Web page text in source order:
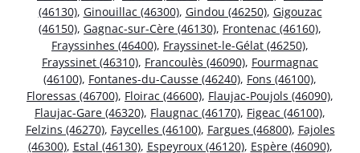
(46130), Ginouillac (46300), Gindou (46250), Gigouzac
(46150), Gagnac-sur-Cère (46130), Frontenac (46160),
Frayssinhes (46400), Frayssinet-le-Gélat (46250),
Frayssinet (46310), Francoulès (46090), Fourmagnac
(46100), Fontanes-du-Causse (46240), Fons (46100),
Floressas (46700), Floirac (46600), Flaujac-Poujols (46090),
Flaujac-Gare (46320), Flaugnac (46170), Figeac (46100),
Felzins (46270), Faycelles (46100), Fargues (46800), Fajoles
(46300), Estal (46130), Espeyroux (46120), Espère (46090),